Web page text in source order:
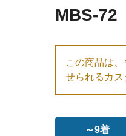
MBS-72
この商品は
せられるカス
～9着